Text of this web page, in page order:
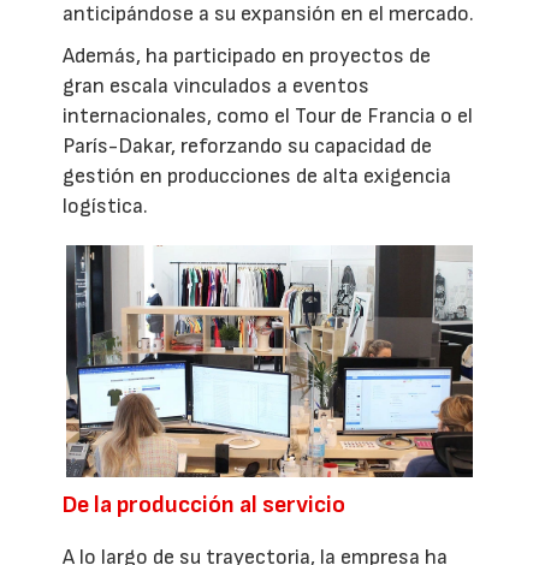
anticipándose a su expansión en el mercado.
Además, ha participado en proyectos de
gran escala vinculados a eventos
internacionales, como el Tour de Francia o el
París-Dakar, reforzando su capacidad de
gestión en producciones de alta exigencia
logística.
De la producción al servicio
A lo largo de su trayectoria, la empresa ha